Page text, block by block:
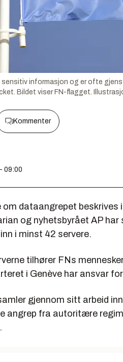
sensitiv informasjon og er ofte
Bildet viser FN-flagget.
Kommenter
09:00
om dataangrepet
og nyhetsbyrået AP
i minst 42 servere.
tilhører FNs
i Genève har ansvar
gjennom sitt arbeid
angrep fra autoritære